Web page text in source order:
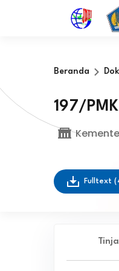
Beranda
197/
Fulltext